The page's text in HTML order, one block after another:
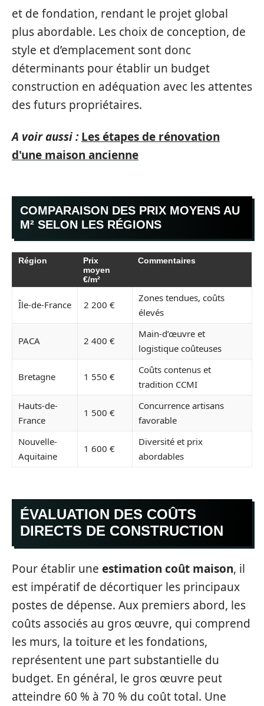
et de fondation, rendant le projet global
plus abordable. Les choix de conception, de
style et d’emplacement sont donc
déterminants pour établir un budget
construction en adéquation avec les attentes
des futurs propriétaires.
A voir aussi : Les étapes de rénovation
d'une maison ancienne
COMPARAISON DES PRIX MOYENS AU
M² SELON LES RÉGIONS
Région
Prix
moyen
€/m²
Commentaires
Île-de-France 2 200 €
Zones tendues, coûts
élevés
PACA 2 400 €
Main-d’œuvre et
logistique coûteuses
Bretagne 1 550 €
Coûts contenus et
tradition CCMI
Hauts-de-
France
1 500 €
Concurrence artisans
favorable
Nouvelle-
Aquitaine
1 600 €
Diversité et prix
abordables
ÉVALUATION DES COÛTS
DIRECTS DE CONSTRUCTION
Pour établir une estimation coût maison, il
est impératif de décortiquer les principaux
postes de dépense. Aux premiers abord, les
coûts associés au gros œuvre, qui comprend
les murs, la toiture et les fondations,
représentent une part substantielle du
budget. En général, le gros œuvre peut
atteindre 60 % à 70 % du coût total. Une